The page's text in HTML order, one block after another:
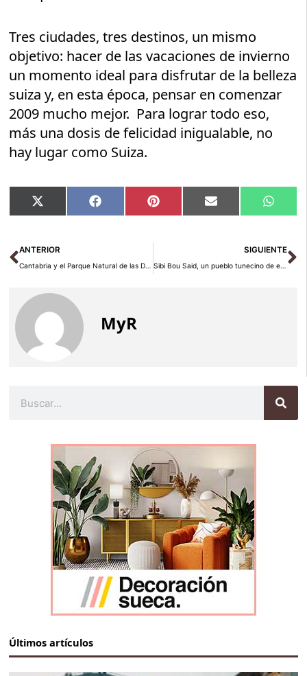
Tres ciudades, tres destinos, un mismo
objetivo: hacer de las vacaciones de invierno
un momento ideal para disfrutar de la belleza
suiza y, en esta época, pensar en comenzar
2009 mucho mejor. Para lograr todo eso,
más una dosis de felicidad inigualable, no
hay lugar como Suiza.
Compartir
en
X
(Twitter)
Compartir
en
Facebook Compartir
en
Pinterest Compartir
en
Email
en
Ant
ANTERIOR
Cantabria y el Parque Natural de las Dunas de Liencres
SIGUIENTE
Sibi Bou Said, un pueblo tunecino de ensueño
MyR
Últimos artículos